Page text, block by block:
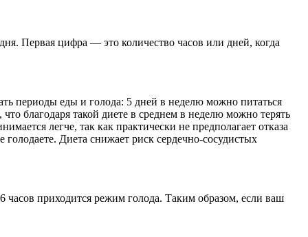
Первая цифра — это количество часов или дней, когда
периоды еды и голода: 5 дней в неделю можно питаться
благодаря такой диете в среднем в неделю можно терять
легче, так как практически не предполагает отказа
Диета снижает риск сердечно-сосудистых
приходится режим голода. Таким образом, если ваш